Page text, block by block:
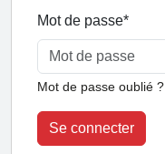
Mot de passe*
Mot de passe oublié ?
Se connecter